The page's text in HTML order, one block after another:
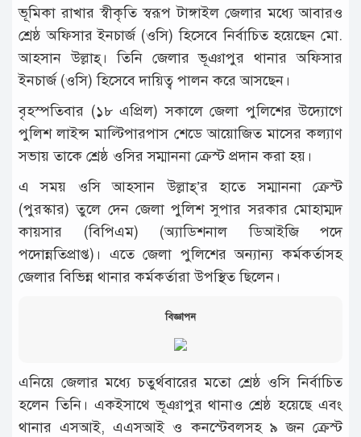
লাইফ
স্টাইল
অন্যান্য
ভূমিকা রাখার স্বীকৃতি স্বরূপ টাঙ্গাইল জেলার মধ্যে আবারও
শ্রেষ্ঠ অফিসার ইনচার্জ (ওসি) হিসেবে নির্বাচিত হয়েছেন মো.
আহসান উল্লাহ্। তিনি জেলার ভূঞাপুর থানার অফিসার
ইনচার্জ (ওসি) হিসেবে দায়িত্ব পালন করে আসছেন।
বৃহস্পতিবার (১৮ এপ্রিল) সকালে জেলা পুলিশের উদ্যোগে
পুলিশ লাইন্স মাল্টিপারপাস শেডে আয়োজিত মাসের কল্যাণ
সভায় তাকে শ্রেষ্ঠ ওসির সম্মাননা ক্রেস্ট প্রদান করা হয়।
এ সময় ওসি আহসান উল্লাহ্’র হাতে সম্মাননা ক্রেস্ট
(পুরস্কার) তুলে দেন জেলা পুলিশ সুপার সরকার মোহাম্মদ
কায়সার (বিপিএম) (অ্যাডিশনাল ডিআইজি পদে
পদোন্নতিপ্রাপ্ত)। এতে জেলা পুলিশের অন্যান্য কর্মকর্তাসহ
জেলার বিভিন্ন থানার কর্মকর্তারা উপস্থিত ছিলেন।
বিজ্ঞাপন
এনিয়ে জেলার মধ্যে চতুর্থবারের মতো শ্রেষ্ঠ ওসি নির্বাচিত
হলেন তিনি। একইসাথে ভূঞাপুর থানাও শ্রেষ্ঠ হয়েছে এবং
থানার এসআই, এএসআই ও কনস্টেবলসহ ৯ জন ক্রেস্ট